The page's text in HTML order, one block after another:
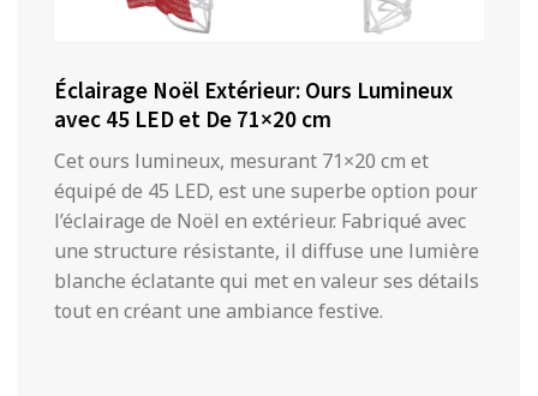
Éclairage Noël Extérieur: Ours Lumineux
avec 45 LED et De 71×20 cm
Cet ours lumineux, mesurant 71×20 cm et
équipé de 45 LED, est une superbe option pour
l’éclairage de Noël en extérieur. Fabriqué avec
une structure résistante, il diffuse une lumière
blanche éclatante qui met en valeur ses détails
tout en créant une ambiance festive.